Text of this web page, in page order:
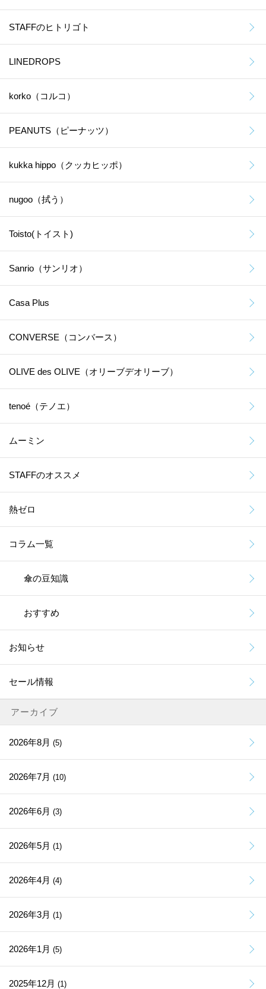
STAFFのヒトリゴト
LINEDROPS
korko（コルコ）
PEANUTS（ピーナッツ）
kukka hippo（クッカヒッポ）
nugoo（拭う）
Toisto(トイスト)
Sanrio（サンリオ）
Casa Plus
CONVERSE（コンバース）
OLIVE des OLIVE（オリーブデオリーブ）
tenoé（テノエ）
ムーミン
STAFFのオススメ
熱ゼロ
コラム一覧
傘の豆知識
おすすめ
お知らせ
セール情報
アーカイブ
2026年8月 (5)
2026年7月 (10)
2026年6月 (3)
2026年5月 (1)
2026年4月 (4)
2026年3月 (1)
2026年1月 (5)
2025年12月 (1)